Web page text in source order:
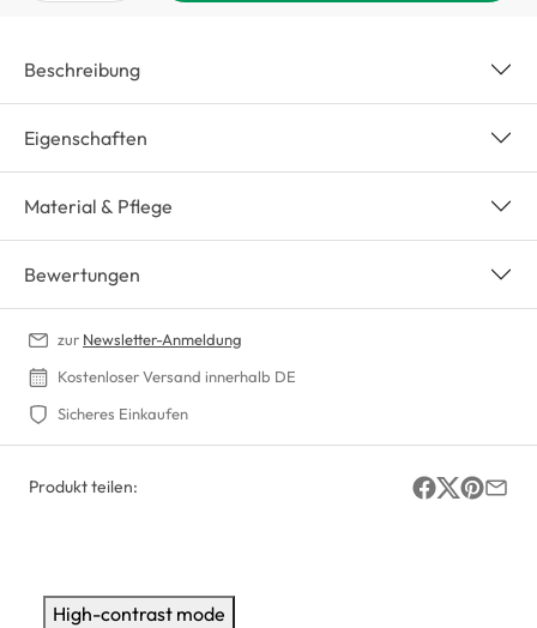
Beschreibung
Eigenschaften
Material & Pflege
Bewertungen
zur Newsletter-Anmeldung
Kostenloser Versand innerhalb DE
Sicheres Einkaufen
Produkt teilen:
High-contrast mode